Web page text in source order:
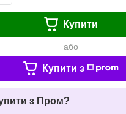
Купити
або
Купити з
з Пром?